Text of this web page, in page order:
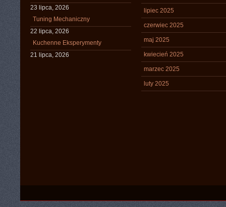
23 lipca, 2026
Tuning Mechaniczny
22 lipca, 2026
Kuchenne Eksperymenty
21 lipca, 2026
lipiec 2025
czerwiec 2025
maj 2025
kwiecień 2025
marzec 2025
luty 2025